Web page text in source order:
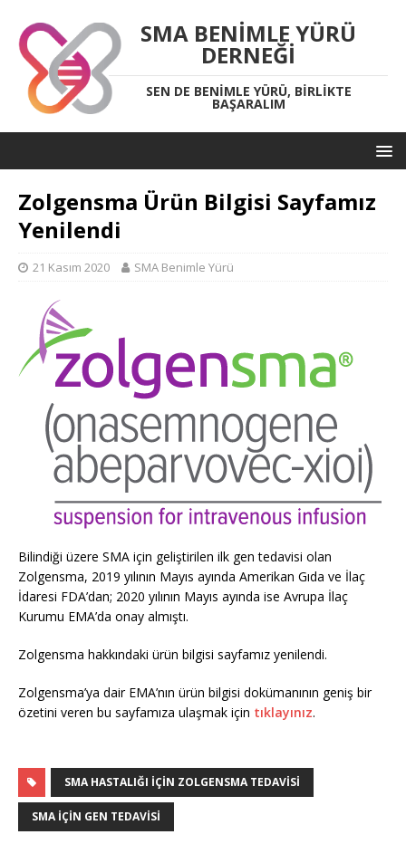
SMA BENIMLE YÜRÜ
DERNEĞI
SEN DE BENIMLE YÜRÜ, BIRLIKTE
BAŞARALIM
Zolgensma Ürün Bilgisi Sayfamız
Yenilendi
21 Kasım 2020 SMA Benimle Yürü
Bilindiği üzere SMA için geliştirilen ilk gen tedavisi olan
Zolgensma, 2019 yılının Mayıs ayında Amerikan Gıda ve İlaç
İdaresi FDA’dan; 2020 yılının Mayıs ayında ise Avrupa İlaç
Kurumu EMA’da onay almıştı.
Zolgensma hakkındaki ürün bilgisi sayfamız yenilendi.
Zolgensma’ya dair EMA’nın ürün bilgisi dokümanının geniş bir
özetini veren bu sayfamıza ulaşmak için tıklayınız.
SMA HASTALIĞI IÇIN ZOLGENSMA TEDAVISI
SMA IÇIN GEN TEDAVISI